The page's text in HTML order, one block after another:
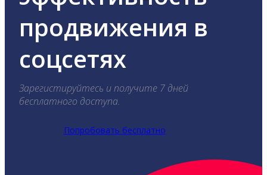
продвижения в
соцсетях
Зарегистируйтесь и получите 7 дней
бесплатного доступа.
Попробовать бесплатно